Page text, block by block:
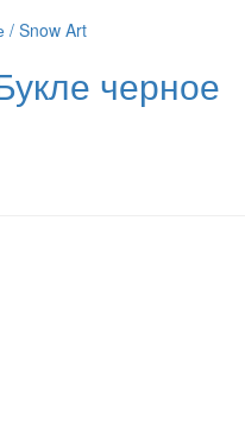
черное